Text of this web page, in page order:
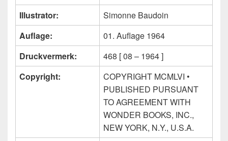
Illustrator:
Simonne Baudoin
Auflage:
01. Auflage 1964
Druckvermerk:
468 [ 08 – 1964 ]
Copyright:
COPYRIGHT MCMLVI •
PUBLISHED PURSUANT
TO AGREEMENT WITH
WONDER BOOKS, INC.,
NEW YORK, N.Y., U.S.A.